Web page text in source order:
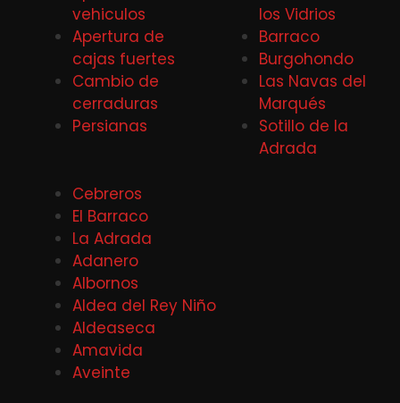
vehiculos
Apertura de
cajas fuertes
Cambio de
cerraduras
Persianas
los Vidrios
Barraco
Burgohondo
Las Navas del
Marqués
Sotillo de la
Adrada
Cebreros
El Barraco
La Adrada
Adanero
Albornos
Aldea del Rey Niño
Aldeaseca
Amavida
Aveinte